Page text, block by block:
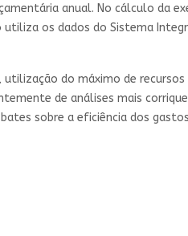
anual. No cálculo da
os dados do Sistema
do máximo de recursos
de análises mais
sobre a eficiência dos